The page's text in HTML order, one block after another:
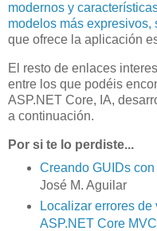
modernos y
modelos más expresivos,
que ofrece la aplicación
El resto de enlaces
entre los que podéis
ASP.NET Core, IA,
a continuación.
Por si te lo perdiste...
Creando GUIDs
José M. Aguilar
Localizar errores
ASP.NET Core MVC